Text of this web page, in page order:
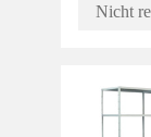
Nicht